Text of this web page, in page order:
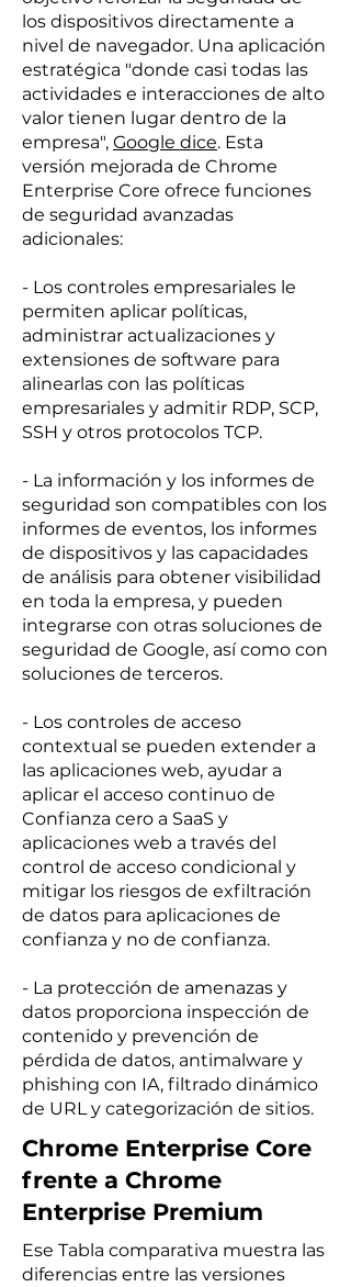
los dispositivos directamente a
nivel de navegador. Una aplicación
estratégica "donde casi todas las
actividades e interacciones de alto
valor tienen lugar dentro de la
empresa", Google dice. Esta
versión mejorada de Chrome
Enterprise Core ofrece funciones
de seguridad avanzadas
adicionales:
- Los controles empresariales le
permiten aplicar políticas,
administrar actualizaciones y
extensiones de software para
alinearlas con las políticas
empresariales y admitir RDP, SCP,
SSH y otros protocolos TCP.
- La información y los informes de
seguridad son compatibles con los
informes de eventos, los informes
de dispositivos y las capacidades
de análisis para obtener visibilidad
en toda la empresa, y pueden
integrarse con otras soluciones de
seguridad de Google, así como con
soluciones de terceros.
- Los controles de acceso
contextual se pueden extender a
las aplicaciones web, ayudar a
aplicar el acceso continuo de
Confianza cero a SaaS y
aplicaciones web a través del
control de acceso condicional y
mitigar los riesgos de exfiltración
de datos para aplicaciones de
confianza y no de confianza.
- La protección de amenazas y
datos proporciona inspección de
contenido y prevención de
pérdida de datos, antimalware y
phishing con IA, filtrado dinámico
de URL y categorización de sitios.
Chrome Enterprise Core
frente a Chrome
Enterprise Premium
Ese Tabla comparativa muestra las
diferencias entre las versiones